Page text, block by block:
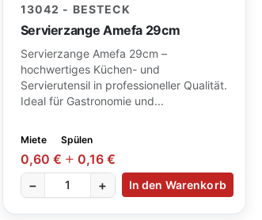
13042 - BESTECK
Servierzange Amefa 29cm
Servierzange Amefa 29cm –
hochwertiges Küchen- und
Servierutensil in professioneller Qualität.
Ideal für Gastronomie und...
Miete Spülen
0,60 €
0,16 €
−
+ In den Warenkorb